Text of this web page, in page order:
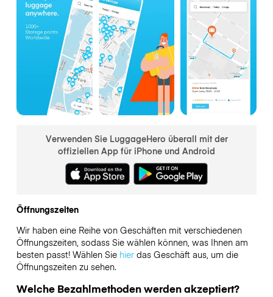
Verwenden Sie LuggageHero überall mit der
offiziellen App für iPhone und Android
Öffnungszeiten
Wir haben eine Reihe von Geschäften mit verschiedenen
Öffnungszeiten, sodass Sie wählen können, was Ihnen am
besten passt! Wählen Sie hierdas Geschäft aus, um die
Öffnungszeiten zu sehen.
Welche Bezahlmethoden werden akzeptiert?